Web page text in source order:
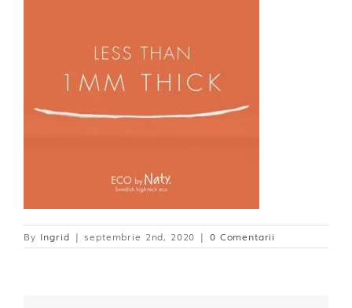
By Ingrid | septembrie 2nd, 2020 | 0 Comentarii